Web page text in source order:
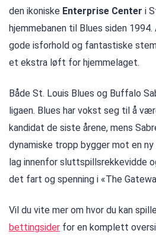
den ikoniske Enterprise Center i
hjemmebanen til Blues siden
gode isforhold og fantastiske
et ekstra løft for hjemmelaget.
Både St. Louis Blues og Buffalo
ligaen. Blues har vokst seg til å
kandidat de siste årene, mens
dynamiske tropp bygger mot en
lag innenfor sluttspillsrekkevidde
det fart og spenning i «The
Vil du vite mer om hvor du kan
bettingsider for en komplett